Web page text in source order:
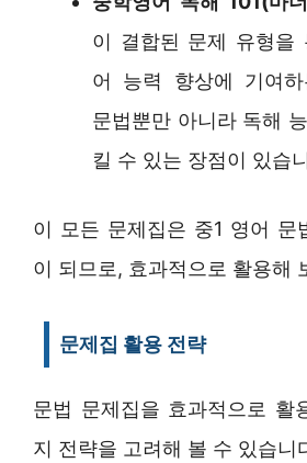
이 결합된 문제 유형을
어 능력 향상에 기여하
문법뿐만 아니라 독해
킬 수 있는 장점이 있습
이 모든 문제집은 중1 영어 문
이 되므로, 효과적으로 활용해
문제집 활용 전략
문법 문제집을 효과적으로 활
지 전략을 고려해 볼 수 있습니